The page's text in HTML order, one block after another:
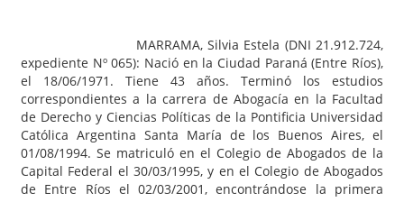
MARRAMA, Silvia Estela (DNI 21.912.724,
expediente Nº 065): Nació en la Ciudad Paraná (Entre Ríos),
el 18/06/1971. Tiene 43 años. Terminó los estudios
correspondientes a la carrera de Abogacía en la Facultad
de Derecho y Ciencias Políticas de la Pontificia Universidad
Católica Argentina Santa María de los Buenos Aires, el
01/08/1994. Se matriculó en el Colegio de Abogados de la
Capital Federal el 30/03/1995, y en el Colegio de Abogados
de Entre Ríos el 02/03/2001, encontrándose la primera